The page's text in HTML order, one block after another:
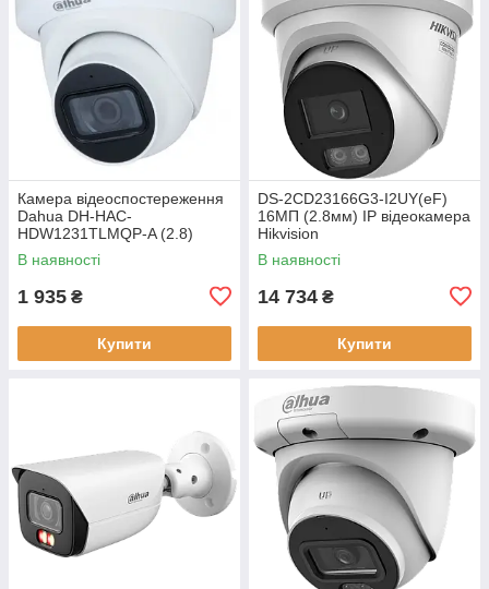
Камера відеоспостереження
Dahua DH-HAC-
HDW1231TLMQP-A (2.8)
В наявності
1 935 ₴
Купити
DS-2CD23166G3-I2UY(eF)
16МП (2.8мм) IP відеокамера
Hikvision
В наявності
14 734 ₴
Купити